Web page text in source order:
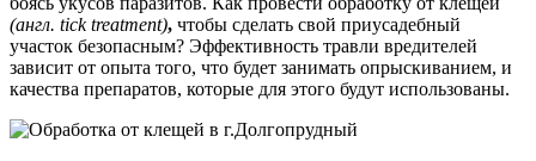
(англ. tick treatment), чтобы сделать свой приусадебный
участок безопасным? Эффективность травли вредителей
зависит от опыта того, что будет занимать опрыскиванием, и
качества препаратов, которые для этого будут использованы.